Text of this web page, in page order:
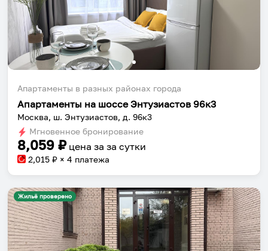
Апартаменты в разных районах города
Апартаменты на шоссе Энтузиастов 96к3
Москва, ш. Энтузиастов, д. 96к3
Мгновенное бронирование
8,059 ₽ цена за за сутки
2,015 ₽ × 4 платежа
Жильё проверено